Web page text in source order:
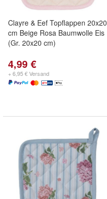
Clayre & Eef Topflappen 20x20
cm Beige Rosa Baumwolle Eis
(Gr. 20x20 cm)
4,99 €
+ 6,95 € Versand